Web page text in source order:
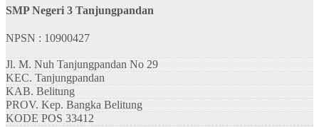
SMP Negeri 3 Tanjungpandan
NPSN : 10900427
Jl. M. Nuh Tanjungpandan No 29
KEC. Tanjungpandan
KAB. Belitung
PROV. Kep. Bangka Belitung
KODE POS 33412